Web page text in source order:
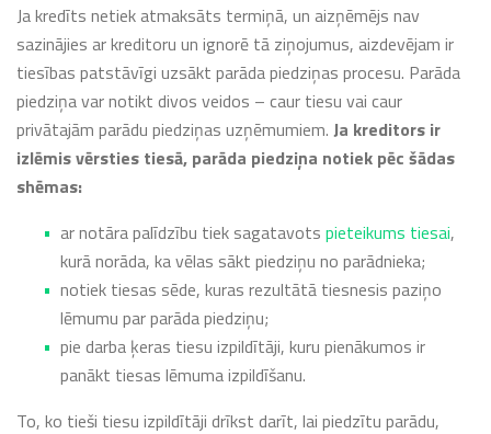
Ja kredīts netiek atmaksāts termiņā, un aizņēmējs nav
sazinājies ar kreditoru un ignorē tā ziņojumus, aizdevējam ir
tiesības patstāvīgi uzsākt parāda piedziņas procesu. Parāda
piedziņa var notikt divos veidos – caur tiesu vai caur
privātajām parādu piedziņas uzņēmumiem. Ja kreditors ir
izlēmis vērsties tiesā, parāda piedziņa notiek pēc šādas
shēmas:
ar notāra palīdzību tiek sagatavots pieteikums tiesai,
kurā norāda, ka vēlas sākt piedziņu no parādnieka;
notiek tiesas sēde, kuras rezultātā tiesnesis paziņo
lēmumu par parāda piedziņu;
pie darba ķeras tiesu izpildītāji, kuru pienākumos ir
panākt tiesas lēmuma izpildīšanu.
To, ko tieši tiesu izpildītāji drīkst darīt, lai piedzītu parādu,